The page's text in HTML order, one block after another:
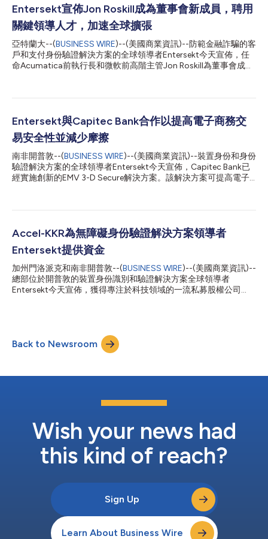
Entersekt宣佈Jon Roskill成為董事會新成員，聘用
關鍵領導人才，加速全球擴張
亞特蘭大--(BUSINESS WIRE)--(美國商業資訊)--防範金融詐騙的客
戶和支付身份驗證解決方案的全球領導者Entersekt今天宣佈，任
命Acumatica前執行長和微軟前高階主管Jon Roskill為董事會成
用於聘用關鍵領導人員、推出新品牌並加速在北美地區的擴張。
Acumatica前執行長，Roskill先生為Entersekt董事會帶來數十年
的管理和諮詢經驗，協助公司在全球擴張過程中繼續為北美市場引
進先進的客戶和支付身份驗證解決方案。他目前擔任EQT Partners
的資深顧問，之前在雲端企業資源規劃供應商Acumatica工作了8
年。 Entersekt執行長Schalk Nolte表示：「Jon在關鍵時刻加入我
們的董事會。Entersekt正處於成長和擴張的轉捩點，在北美尤其
如此。他在全球產品上市策略方面的豐富經驗將為公司帶來巨大價
Entersekt與Capitec Bank合作以提高電子商務交
易安全性並減少摩擦
南非開普敦--(BUSINESS WIRE)--(美國商業資訊)--裝置身份和身份
驗證解決方案的全球領導者Entersekt今天宣佈，Capitec Bank已
經實施創新的EMV 3-D Secure解決方案。該解決方案可提高電子
萬事達卡旗下公司，致力於提供業界領先的風險基礎身份驗證技
的合作夥伴關係。 Entersekt執行長Schalk Nolte表示：「南非銀
行風險資訊中心(SABRIC)的資料顯示，電子商務或『無卡』詐騙在
南非的比例仍然高得令人無法接受，占信用卡詐騙的80%，占轉
帳卡詐騙的53%。Entersekt的EMV 3-D Secure解決方案結合我們
強大的身份驗證科技與最新的行為科技，專門解決這一安全問題。
我們解決方案的獨特之處在於完全可客製化，讓Capitec能夠為其
持卡人創造與眾不同的電子商務體驗。我們與Capitec一直在推
Accel-KKR為無障礙身份驗證解決方案領導者
Entersekt提供資金
加州門洛派克和南非開普敦--(BUSINESS WIRE)--(美國商業資訊)--
總部位於開普敦的裝置身份識別和驗證解決方案全球領導者
Entersekt今天宣佈，獲得專注於科技領域的一流私募股權公司
行列。我們的行業在全通路和無密碼驗證、3-D Secure及開放式銀
行等領域正經歷著一波創新浪潮，所有這些都是Entersekt的策略
性重點領域。Accel-KKR的投資將協助我們擴大業務規模，使我們
Entersekt目前每月為逾10億筆交易提供安全保障，保護全球數百
和業界先河而聞名。最近的兩個例子包括採用FIDO標準的全球首
個支付驗證解決方案，以及市場首次實施的AI驅動型EMV 3-D
取得進展。...
Back to Newsroom
Wish your news had
this kind of reach?
Sign Up
Learn About Business Wire